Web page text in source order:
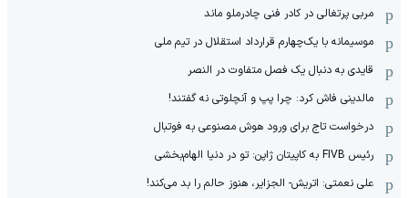
مربی پرتغالی در کادر فنی چادرملو ماند
موسیمانه با یک‌چهارم قرارداد استقلال در تیم ملی
قایدی به دنبال یک فصل متفاوت در النصر
مالدینی فاش کرد: چرا پپ و آنچلوتی نه گفتند!
درخواست تاج برای ورود هوش مصنوعی به فوتبال
رئیس FIVB به کاپیتان ژاپن: تو در دنیا الهام‌بخشی
علی نعمتی: اتریش- الجزایر، هنوز حالم را بد می‌کند!